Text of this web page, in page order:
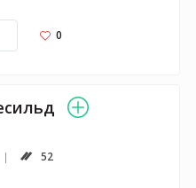
0
52